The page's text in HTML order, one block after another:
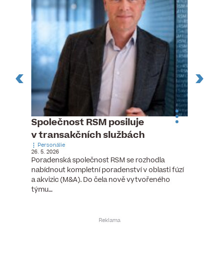
Společnost RSM posiluje
v transakčních službách
Personálie
26. 5. 2026
Poradenská společnost RSM se rozhodla
nabídnout kompletní poradenství v oblasti fúzí
a akvizic (M&A). Do čela nově vytvořeného
týmu…